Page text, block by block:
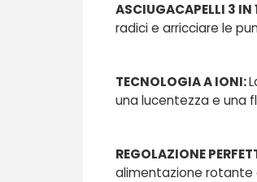
ASCIUGACAPELLI 3 IN
radici e arricciare le
TECNOLOGIA A IONI:
una lucentezza e una
REGOLAZIONE
alimentazione rotante